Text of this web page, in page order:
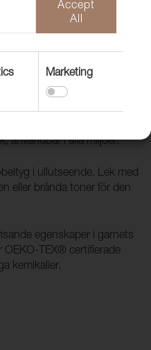
användbar i alla miljöer.
i ullutseende. Lek med
eller brända toner för den
egenskaper i garnets
OEKO-TEX® certifierade
kemikalier.
Accept
All
Marketing